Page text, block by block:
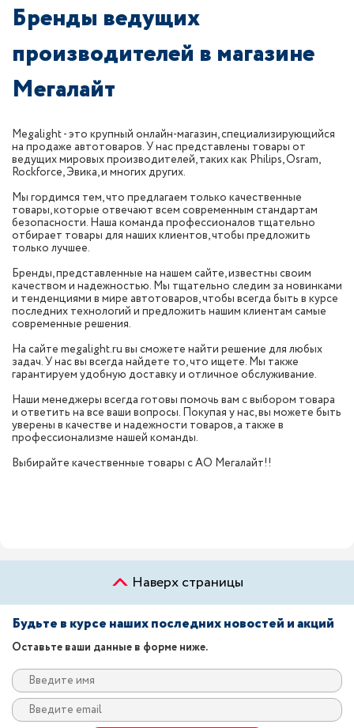
Бренды ведущих
производителей в магазине
Мегалайт
Megalight - это крупный онлайн-магазин, специализирующийся
на продаже автотоваров. У нас представлены товары от
ведущих мировых производителей, таких как Philips, Osram,
Rockforce, Эвика, и многих других.
Мы гордимся тем, что предлагаем только качественные
товары, которые отвечают всем современным стандартам
безопасности. Наша команда профессионалов тщательно
отбирает товары для наших клиентов, чтобы предложить
только лучшее.
Бренды, представленные на нашем сайте, известны своим
качеством и надежностью. Мы тщательно следим за новинками
и тенденциями в мире автотоваров, чтобы всегда быть в курсе
последних технологий и предложить нашим клиентам самые
современные решения.
На сайте megalight.ru вы сможете найти решение для любых
задач. У нас вы всегда найдете то, что ищете. Мы также
гарантируем удобную доставку и отличное обслуживание.
Наши менеджеры всегда готовы помочь вам с выбором товара
и ответить на все ваши вопросы. Покупая у нас, вы можете быть
уверены в качестве и надежности товаров, а также в
профессионализме нашей команды.
Выбирайте качественные товары с АО Мегалайт!!
Наверх страницы
Будьте в курсе наших последних новостей и акций
Оставьте ваши данные в форме ниже.